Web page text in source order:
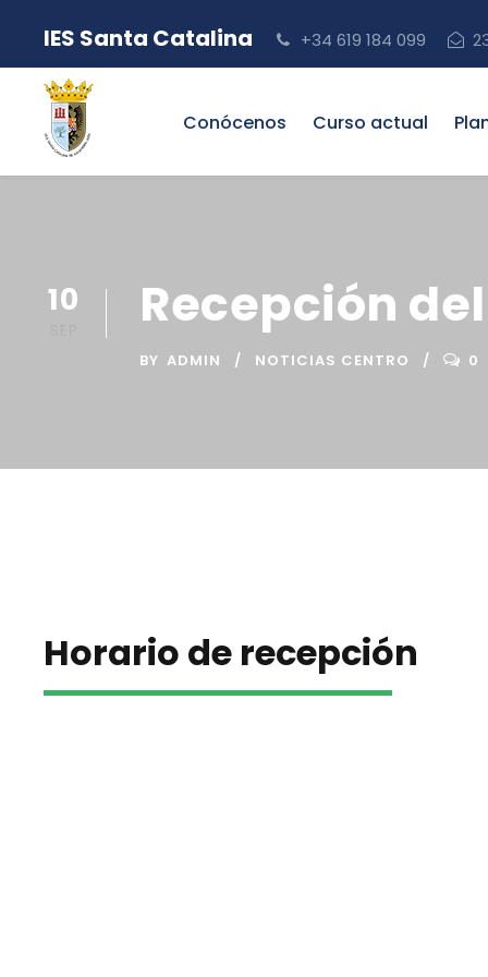
IES Santa Catalina +34 619 184 099
Conócenos Curso actual
10 Recepción
BY ADMIN NOTICIAS CENTRO 0
Horario de recepción